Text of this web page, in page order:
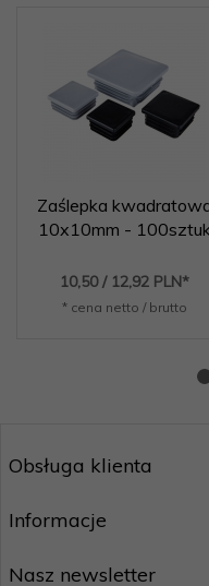
Zaślepka
10x10mm - 100sztuk
10,50 / 12,92 PLN*
* cena netto / brutto
Obsługa klienta
Informacje
Nasz newsletter